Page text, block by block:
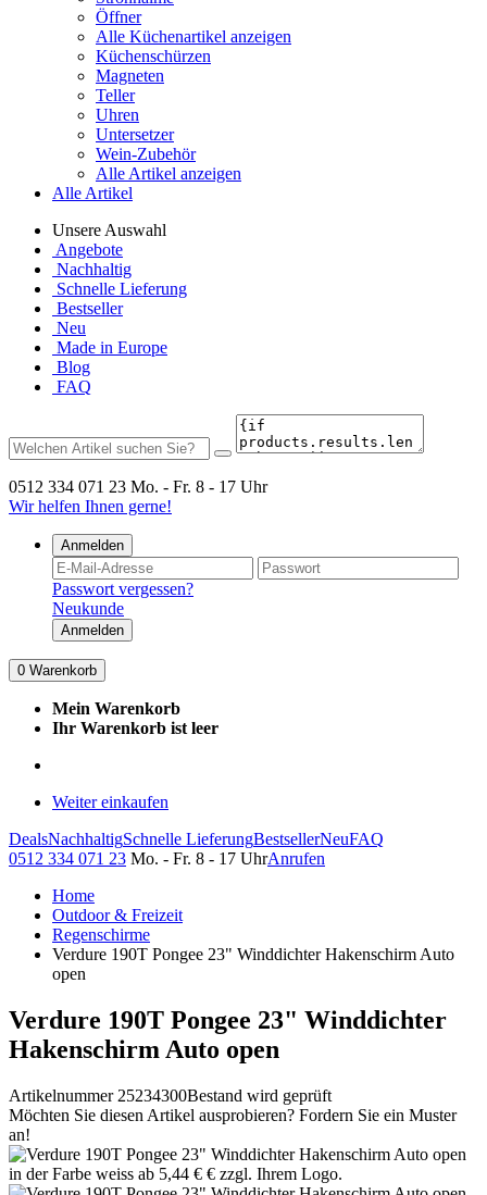
Öffner
Alle Küchenartikel anzeigen
Küchenschürzen
Magneten
Teller
Uhren
Untersetzer
Wein-Zubehör
Alle Artikel anzeigen
Alle Artikel
Unsere Auswahl
Angebote
Nachhaltig
Schnelle Lieferung
Bestseller
Neu
Made in Europe
Blog
FAQ
0512 334 071 23 Mo. - Fr. 8 - 17 Uhr
Wir helfen Ihnen gerne!
Anmelden
Passwort vergessen?
Neukunde
Anmelden
0 Warenkorb
Mein Warenkorb
Ihr Warenkorb ist leer
Weiter einkaufen
DealsNachhaltigSchnelle LieferungBestsellerNeuFAQ
0512 334 071 23 Mo. - Fr. 8 - 17 UhrAnrufen
Home
Outdoor & Freizeit
Regenschirme
Verdure 190T Pongee 23" Winddichter Hakenschirm Auto
open
Verdure 190T Pongee 23" Winddichter
Hakenschirm Auto open
Artikelnummer 25234300Bestand wird geprüft
Möchten Sie diesen Artikel ausprobieren? Fordern Sie ein Muster
an!